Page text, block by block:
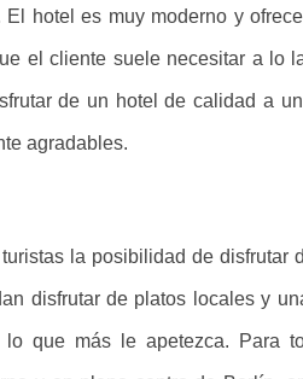
hotel es muy moderno y ofrece
el cliente suele necesitar a lo
de un hotel de calidad a
agradables.
la posibilidad de disfrutar
disfrutar de platos locales y
que más le apetezca. Para